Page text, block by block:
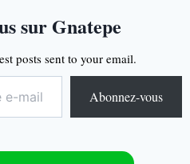
sur Gnatepe
posts sent to your email.
Abonnez-vous